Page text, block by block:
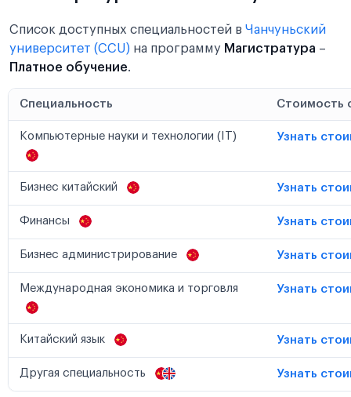
Список доступных специальностей в Чанчуньский
университет (CCU) на программу Магистратура –
Платное обучение.
Специальность Стоимость
Компьютерные науки и технологии (IT) Узнать
Бизнес китайский Узнать
Финансы Узнать
Бизнес администрирование Узнать
Международная экономика и торговля Узнать
Китайский язык Узнать
Другая специальность Узнать